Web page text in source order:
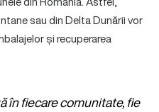
sau din Delta Dunării vor
și recuperarea
în fiecare comunitate, fie